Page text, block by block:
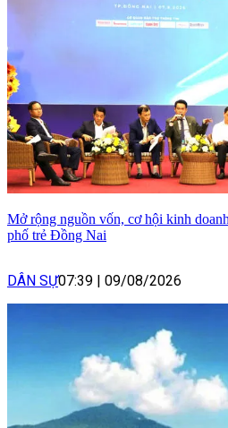
Mở rộng nguồn vốn, cơ hội kinh
phố trẻ Đồng Nai
DÂN SỰ07:39 09/08/2026